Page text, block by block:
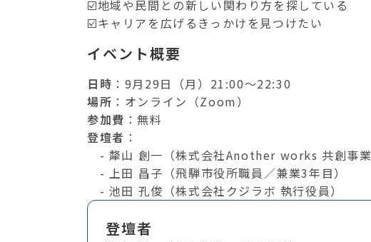
☑️地域や民間との新しい関わり方を探している
☑️キャリアを広げるきっかけを見つけたい
イベント概要
日時 ：9月29日（月）21:00〜22:30
場所 ：オンライン（Zoom）
参加費 ：無料
登壇者 ：
- 犛山 創一（株式会社Another works 共創事業
- 上田 昌子（飛騨市役所職員／兼業3年目）
- 池田 孔俊（株式会社クジラボ 執行役員）
登壇者